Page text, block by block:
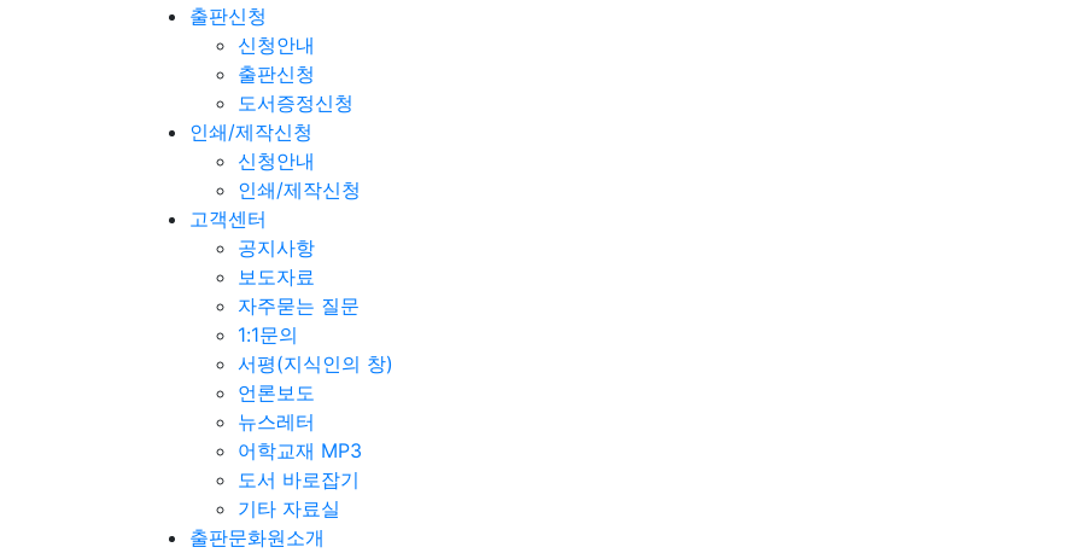
출판신청
신청안내
출판신청
도서증정신청
인쇄/제작신청
신청안내
인쇄/제작신청
고객센터
공지사항
보도자료
자주묻는 질문
1:1문의
서평(지식인의 창)
언론보도
뉴스레터
어학교재 MP3
도서 바로잡기
기타 자료실
출판문화원소개